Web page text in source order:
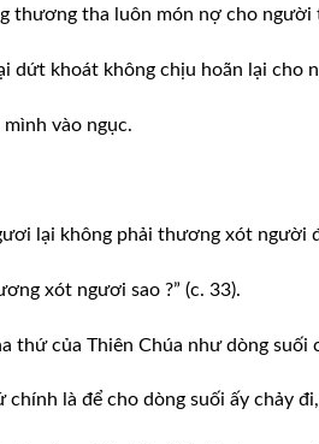
thương tha luôn món nợ cho người
dứt khoát không chịu hoãn lại cho
vào ngục.
lại không phải thương xót người
xót ngươi sao ?” (c. 33).
thứ của Thiên Chúa như dòng suối
là để cho dòng suối ấy chảy đi,